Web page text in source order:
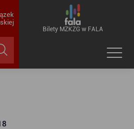
Bilety MZKZG w FALA